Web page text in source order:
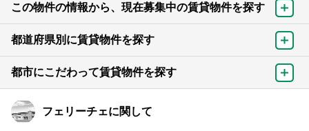
この物件の情報から、現在募集中の賃貸物件を探す
都道府県別に賃貸物件を探す
都市にこだわって賃貸物件を探す
フェリーチェに関して